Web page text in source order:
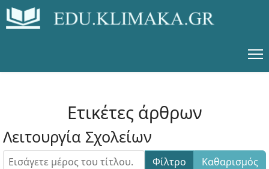
Ετικέτες άρθρων
Λειτουργία Σχολείων
Εισάγετε μέρος του τίτλου. Φίλτρο
Καθαρισμός